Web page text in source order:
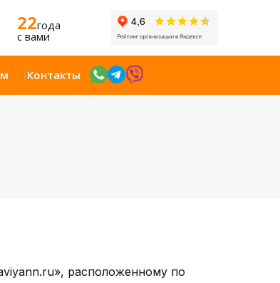
22года
c вами
Контакты
расположенному по